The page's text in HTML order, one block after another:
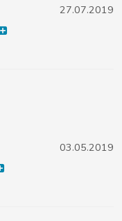
27.07.2019
03.05.2019